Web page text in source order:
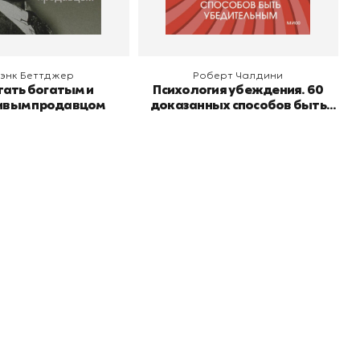
Беттджер
богатым и
продавцом
Роберт Чалдини
Психология убеждения. 60
доказанных способов быть